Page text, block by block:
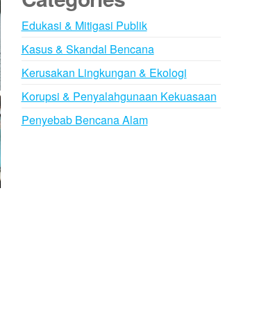
Edukasi & Mitigasi Publik
Kasus & Skandal Bencana
Kerusakan Lingkungan & Ekologi
Korupsi & Penyalahgunaan Kekuasaan
Penyebab Bencana Alam